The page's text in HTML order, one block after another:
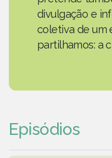
divulgação e
coletiva de um
partilhamos: a
Episódios